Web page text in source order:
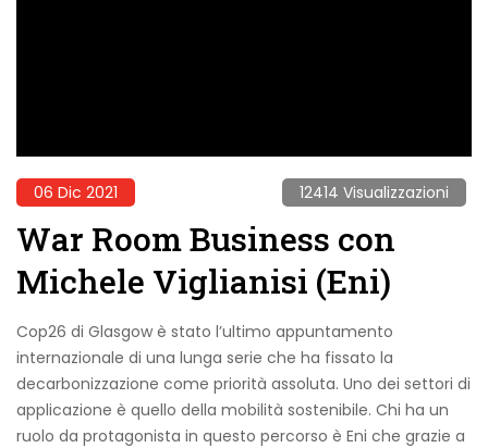
06 Dic 2021 12414 Visualizzazioni
War Room Business con
Michele Viglianisi (Eni)
Cop26 di Glasgow è stato l’ultimo appuntamento
internazionale di una lunga serie che ha fissato la
decarbonizzazione come priorità assoluta. Uno dei settori di
applicazione è quello della mobilità sostenibile. Chi ha un
ruolo da protagonista in questo percorso è Eni che grazie a